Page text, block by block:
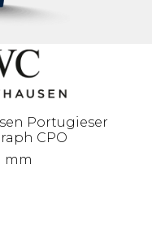
Portugieser
CPO
mm